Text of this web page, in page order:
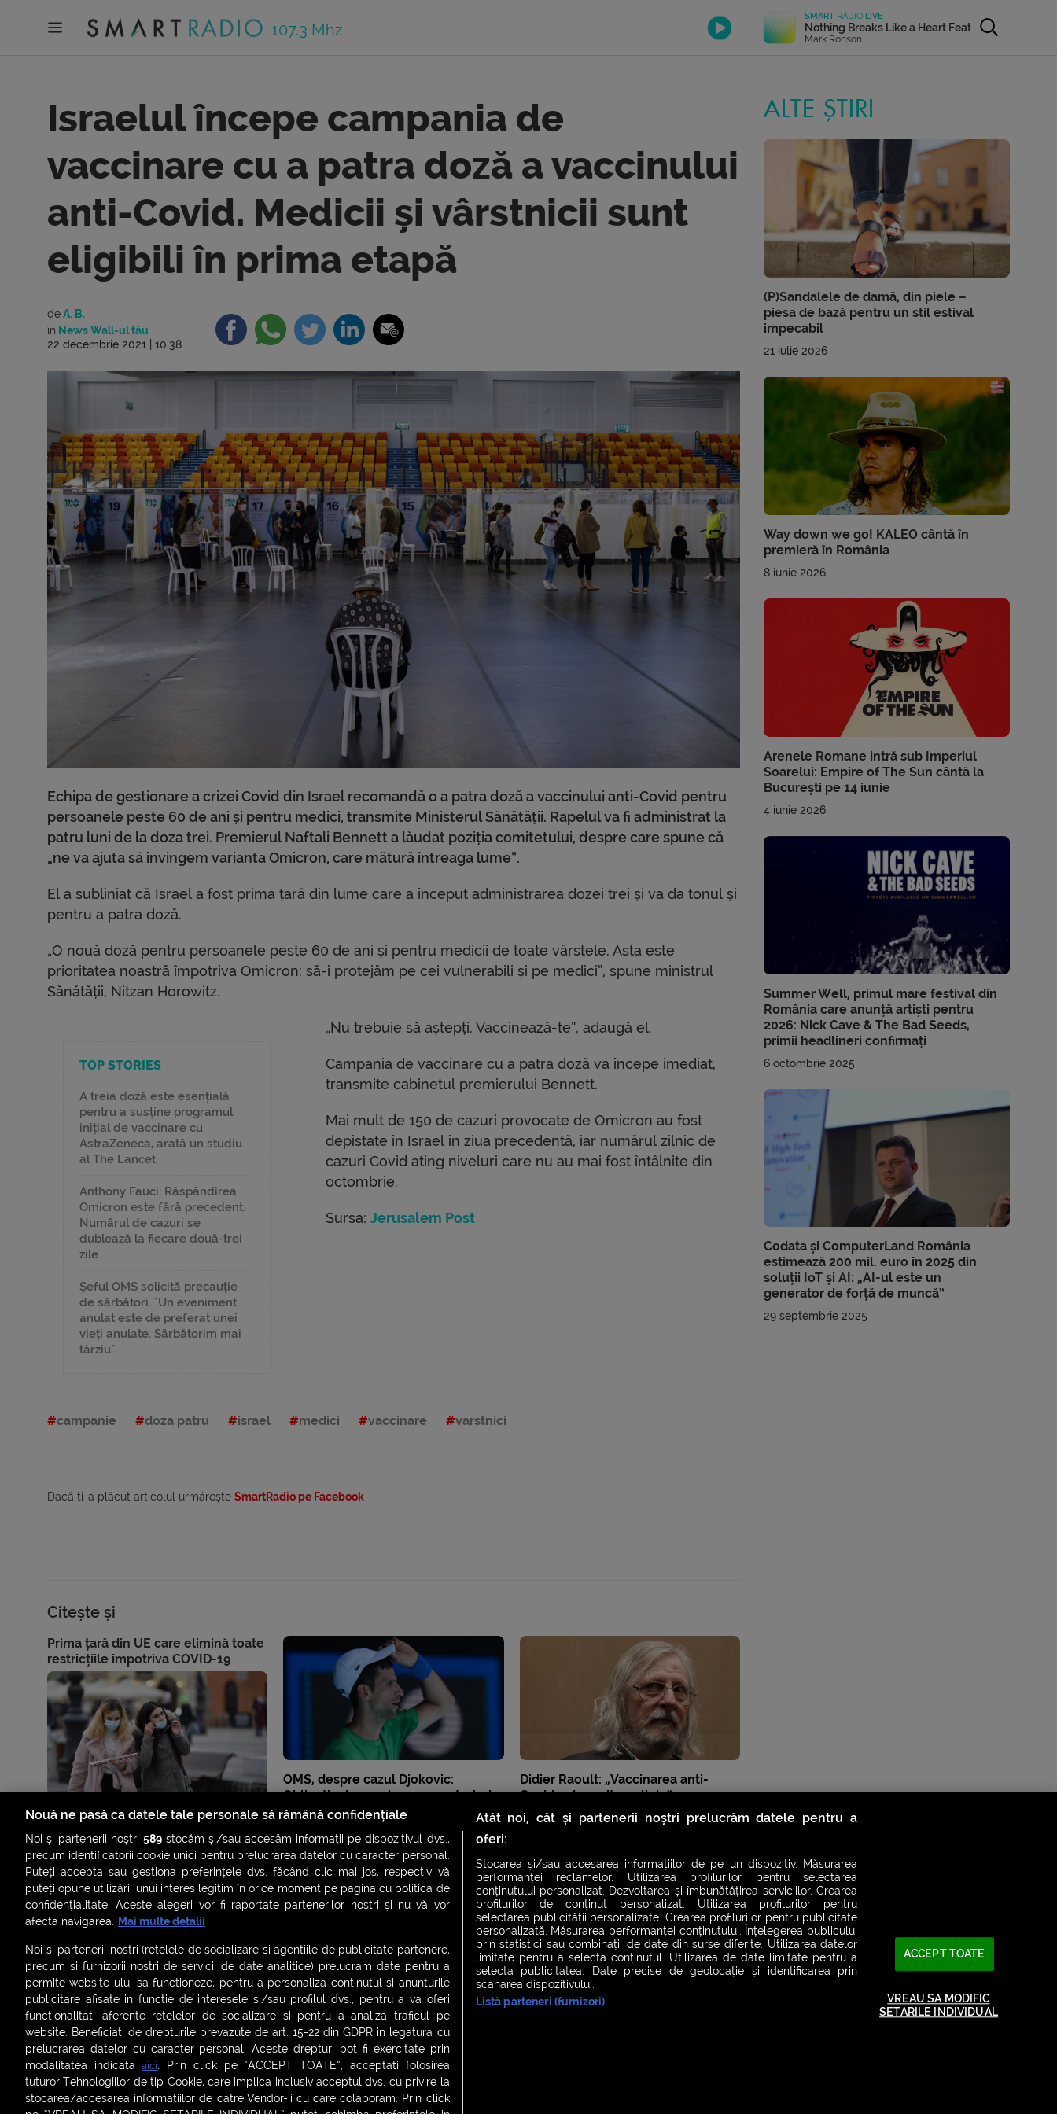
107.3 Mhz
SMART RADIO LIVE
Nothing Breaks Like a Heart Feat. Miley Cyrus
Mark Ronson
Israelul începe campania de
vaccinare cu a patra doză a vaccinului
anti-Covid. Medicii și vârstnicii sunt
eligibili în prima etapă
deA. B.
în News Wall-ul tău
22 decembrie 2021 | 10:38
Echipa de gestionare a crizei Covid din Israel recomandă o a patra doză a vaccinului anti-Covid pentru
persoanele peste 60 de ani și pentru medici, transmite Ministerul Sănătății. Rapelul va fi administrat la
patru luni de la doza trei. Premierul Naftali Bennett a lăudat poziția comitetului, despre care spune că
„ne va ajuta să învingem varianta Omicron, care mătură întreaga lume”.
El a subliniat că Israel a fost prima țară din lume care a început administrarea dozei trei și va da tonul și
pentru a patra doză.
„O nouă doză pentru persoanele peste 60 de ani și pentru medicii de toate vârstele. Asta este
prioritatea noastră împotriva Omicron: să-i protejăm pe cei vulnerabili și pe medici”, spune ministrul
Sănătății, Nitzan Horowitz.
TOP STORIES
A treia doză este esențială
pentru a susține programul
inițial de vaccinare cu
AstraZeneca, arată un studiu
al The Lancet
Anthony Fauci: Răspândirea
Omicron este fără precedent.
Numărul de cazuri se
dublează la fiecare două-trei
zile
Șeful OMS solicită precauție
de sărbători. "Un eveniment
anulat este de preferat unei
vieți anulate. Sărbătorim mai
târziu"
„Nu trebuie să aștepți. Vaccinează-te”, adaugă el.
Campania de vaccinare cu a patra doză va începe imediat,
transmite cabinetul premierului Bennett.
Mai mult de 150 de cazuri provocate de Omicron au fost
depistate în Israel în ziua precedentă, iar numărul zilnic de
cazuri Covid ating niveluri care nu au mai fost întâlnite din
octombrie.
Sursa:Jerusalem Post
campanie doza patru israel medici vaccinare varstnici
Dacă ti-a plăcut articolul urmărește SmartRadio pe Facebook
Citește și
Prima țară din UE care elimină toate
restricțiile împotriva COVID-19
OMS, despre cazul Djokovic:
Obligația de vaccinare nu ar trebui
impusă decât în „ultimă instanță”
Didier Raoult: „Vaccinarea anti-
Covid a devenit o religie”
ALTE ȘTIRI
(P)Sandalele de damă, din piele –
piesa de bază pentru un stil estival
impecabil
21 iulie 2026
Way down we go! KALEO cântă în
premieră în România
8 iunie 2026
Arenele Romane intră sub Imperiul
Soarelui: Empire of The Sun cântă la
București pe 14 iunie
4 iunie 2026
Summer Well, primul mare festival din
România care anunță artiști pentru
2026: Nick Cave & The Bad Seeds,
primii headlineri confirmați
6 octombrie 2025
Codata și ComputerLand România
estimează 200 mil. euro în 2025 din
soluții IoT și AI: „AI-ul este un
generator de forță de muncă”
29 septembrie 2025
ȘTIRI SMART SHORTS LIVE FEVER BRUNCH FEVER NIGHT FEVER
LIVE FEVER CONCERT
ASCULTĂ ACUM RADIOURILE SMART
| Politica de confidențialitate Politica de cookies
Contact:office@smartradio.ro
Nouă ne pasă ca datele tale personale să rămână confidențiale
Noi și partenerii noștri589 stocăm și/sau accesăm informații pe dispozitivul dvs.,
precum identificatorii cookie unici pentru prelucrarea datelor cu caracter personal.
Puteți accepta sau gestiona preferințele dvs. făcând clic mai jos, respectiv vă
puteți opune utilizării unui interes legitim în orice moment pe pagina cu politica de
confidențialitate. Aceste alegeri vor fi raportate partenerilor noștri și nu vă vor
afecta navigarea. Mai multe detalii
Noi si partenerii nostri (retelele de socializare si agentiile de publicitate partenere,
precum si furnizorii nostri de servicii de date analitice) prelucram date pentru a
permite website-ului sa functioneze, pentru a personaliza continutul si anunturile
publicitare afisate in functie de interesele si/sau profilul dvs., pentru a va oferi
functionalitati aferente retelelor de socializare si pentru a analiza traficul pe
website. Beneficiati de drepturile prevazute de art. 15-22 din GDPR in legatura cu
prelucrarea datelor cu caracter personal. Aceste drepturi pot fi exercitate prin
modalitatea indicataaici. Prin click pe “ACCEPT TOATE”, acceptati folosirea
tuturor Tehnologiilor de tip Cookie, care implica inclusiv acceptul dvs. cu privire la
stocarea/accesarea informatiilor de catre Vendor-ii cu care colaboram. Prin click
Atât noi, cât și partenerii noștri prelucrăm datele pentru a
oferi:
Stocarea și/sau accesarea informațiilor de pe un dispozitiv. Măsurarea
performanței reclamelor. Utilizarea profilurilor pentru selectarea
conținutului personalizat. Dezvoltarea și îmbunătățirea serviciilor. Crearea
profilurilor de conținut personalizat. Utilizarea profilurilor pentru
selectarea publicității personalizate. Crearea profilurilor pentru publicitate
personalizată. Măsurarea performanței conținutului. Înțelegerea publicului
prin statistici sau combinații de date din surse diferite. Utilizarea datelor
limitate pentru a selecta conținutul. Utilizarea de date limitate pentru a
selecta publicitatea. Date precise de geolocație și identificarea prin
scanarea dispozitivului.
Listă parteneri (furnizori)
ACCEPT TOATE
VREAU SA MODIFIC
SETARILE INDIVIDUAL